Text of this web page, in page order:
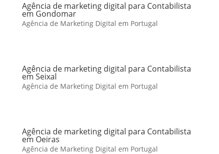
Agência de marketing digital para Contabilista
em Gondomar
Agência de Marketing Digital em Portugal
Agência de marketing digital para Contabilista
em Seixal
Agência de Marketing Digital em Portugal
Agência de marketing digital para Contabilista
em Oeiras
Agência de Marketing Digital em Portugal